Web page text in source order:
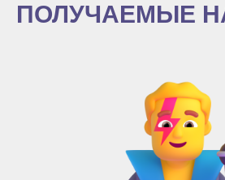
ПОЛУЧАЕМЫЕ